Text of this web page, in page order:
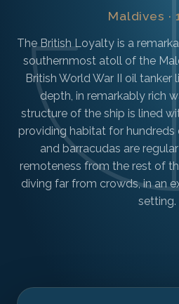
Maldives ·
The British Loyalty is a
southernmost atoll of the
British World War II oil
depth, in remarkably rich
structure of the ship is lined
providing habitat for hundreds
and barracudas are
remoteness from the rest of
diving far from crowds, in an
setting.